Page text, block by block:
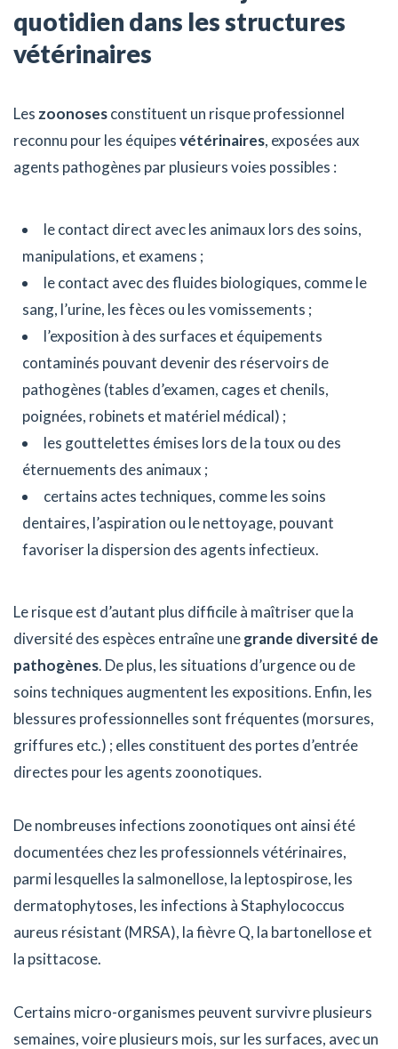
quotidien dans les structures
vétérinaires
Les zoonosesconstituent un risque professionnel
reconnu pour les équipesvétérinaires, exposées aux
agents pathogènes par plusieurs voies possibles :
le contact direct avec les animaux lors des soins,
manipulations, et examens ;
le contact avec des fluides biologiques, comme le
sang, l’urine, les fèces ou les vomissements ;
l’exposition à des surfaces et équipements
contaminés pouvant devenir des réservoirs de
pathogènes (tables d’examen, cages et chenils,
poignées, robinets et matériel médical) ;
les gouttelettes émises lors de la toux ou des
éternuements des animaux ;
certains actes techniques, comme les soins
dentaires, l’aspiration ou le nettoyage, pouvant
favoriser la dispersion des agents infectieux.
Le risque est d’autant plus difficile à maîtriser que la
diversité des espèces entraîne unegrande diversité de
pathogènes. De plus, les situations d’urgence ou de
soins techniques augmentent les expositions. Enfin, les
blessures professionnelles sont fréquentes (morsures,
griffures etc.) ; elles constituent des portes d’entrée
directes pour les agents zoonotiques.
De nombreuses infections zoonotiques ont ainsi été
documentées chez les professionnels vétérinaires,
parmi lesquelles la salmonellose, la leptospirose, les
dermatophytoses, les infections à Staphylococcus
aureus résistant (MRSA), la fièvre Q, la bartonellose et
la psittacose.
Certains micro-organismes peuvent survivre plusieurs
semaines, voire plusieurs mois, sur les surfaces, avec un